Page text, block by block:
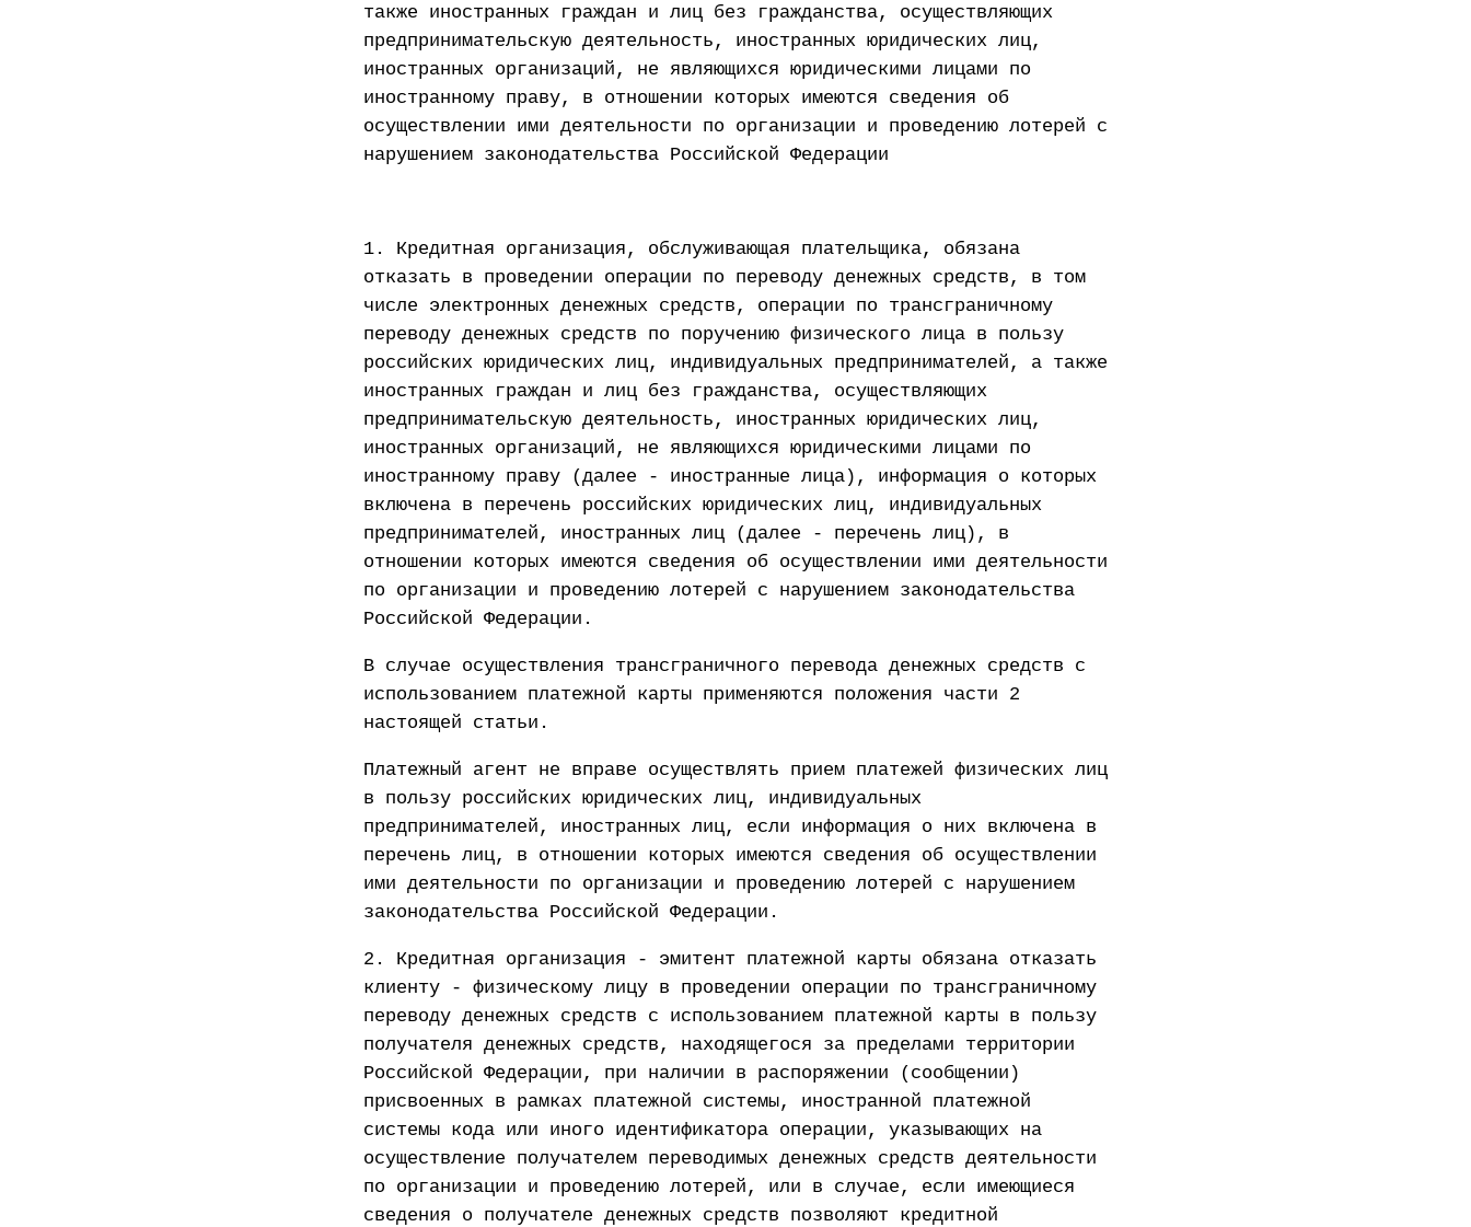
также иностранных граждан и лиц без гражданства, осуществляющих
предпринимательскую деятельность, иностранных юридических лиц,
иностранных организаций, не являющихся юридическими лицами по
иностранному праву, в отношении которых имеются сведения об
осуществлении ими деятельности по организации и проведению лотерей с
нарушением законодательства Российской Федерации
1. Кредитная организация, обслуживающая плательщика, обязана
отказать в проведении операции по переводу денежных средств, в том
числе электронных денежных средств, операции по трансграничному
переводу денежных средств по поручению физического лица в пользу
российских юридических лиц, индивидуальных предпринимателей, а также
иностранных граждан и лиц без гражданства, осуществляющих
предпринимательскую деятельность, иностранных юридических лиц,
иностранных организаций, не являющихся юридическими лицами по
иностранному праву (далее - иностранные лица), информация о которых
включена в перечень российских юридических лиц, индивидуальных
предпринимателей, иностранных лиц (далее - перечень лиц), в
отношении которых имеются сведения об осуществлении ими деятельности
по организации и проведению лотерей с нарушением законодательства
Российской Федерации.
В случае осуществления трансграничного перевода денежных средств с
использованием платежной карты применяются положения части 2
настоящей статьи.
Платежный агент не вправе осуществлять прием платежей физических лиц
в пользу российских юридических лиц, индивидуальных
предпринимателей, иностранных лиц, если информация о них включена в
перечень лиц, в отношении которых имеются сведения об осуществлении
ими деятельности по организации и проведению лотерей с нарушением
законодательства Российской Федерации.
2. Кредитная организация - эмитент платежной карты обязана отказать
клиенту - физическому лицу в проведении операции по трансграничному
переводу денежных средств с использованием платежной карты в пользу
получателя денежных средств, находящегося за пределами территории
Российской Федерации, при наличии в распоряжении (сообщении)
присвоенных в рамках платежной системы, иностранной платежной
системы кода или иного идентификатора операции, указывающих на
осуществление получателем переводимых денежных средств деятельности
по организации и проведению лотерей, или в случае, если имеющиеся
сведения о получателе денежных средств позволяют кредитной